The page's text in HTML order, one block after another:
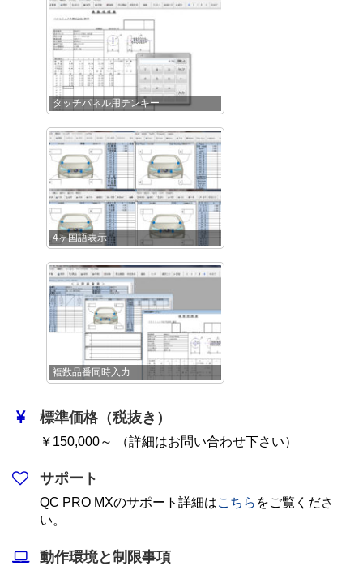
タッチパネル用テンキー
4ヶ国語表示
複数品番同時入力
標準価格（税抜き）
￥150,000～ （詳細はお問い合わせ下さい）
サポート
QC PRO MXのサポート詳細はこちら をご覧くださ
い。
動作環境と制限事項